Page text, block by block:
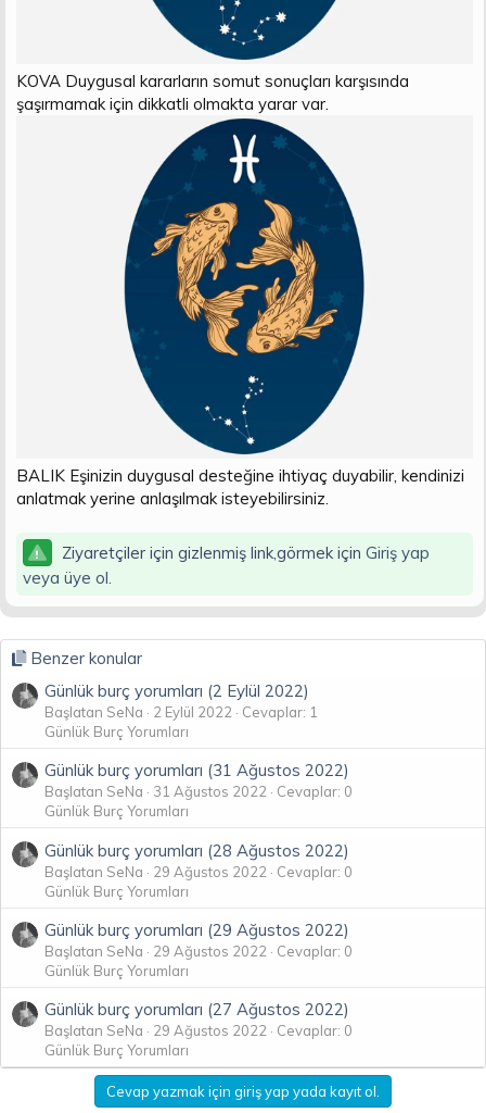
KOVA Duygusal kararların somut sonuçları karşısında
şaşırmamak için dikkatli olmakta yarar var.
BALIK Eşinizin duygusal desteğine ihtiyaç duyabilir, kendinizi
anlatmak yerine anlaşılmak isteyebilirsiniz.
Ziyaretçiler için gizlenmiş link,görmek için Giriş yap
veya üye ol.
Benzer konular
Günlük burç yorumları (2 Eylül 2022)
Başlatan SeNa 2 Eylül 2022
Cevaplar: 1
Günlük Burç Yorumları
Günlük burç yorumları (31 Ağustos 2022)
Başlatan SeNa 31 Ağustos 2022
Cevaplar: 0
Günlük Burç Yorumları
Günlük burç yorumları (28 Ağustos 2022)
Başlatan SeNa 29 Ağustos 2022
Cevaplar: 0
Günlük Burç Yorumları
Günlük burç yorumları (29 Ağustos 2022)
Başlatan SeNa 29 Ağustos 2022
Cevaplar: 0
Günlük Burç Yorumları
Günlük burç yorumları (27 Ağustos 2022)
Başlatan SeNa 29 Ağustos 2022
Cevaplar: 0
Günlük Burç Yorumları
Cevap yazmak için giriş yap yada kayıt ol.